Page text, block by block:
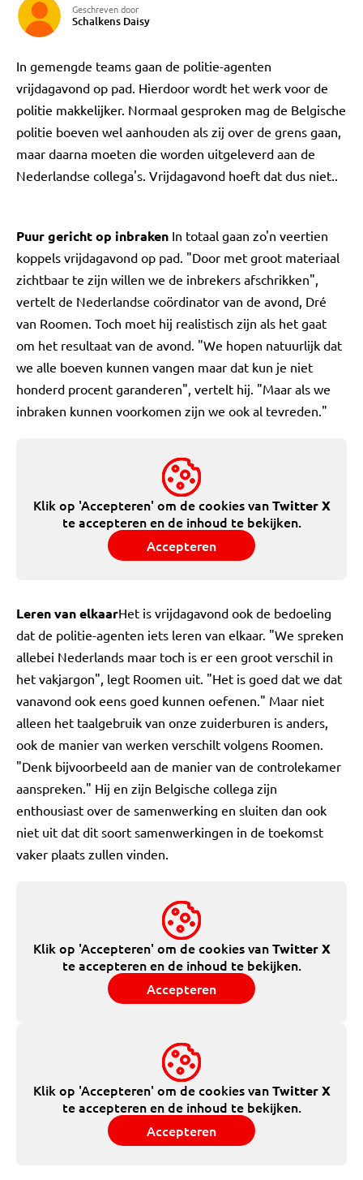
Geschreven door
Schalkens Daisy
In gemengde teams gaan de politie-agenten
vrijdagavond op pad. Hierdoor wordt het werk voor de
politie makkelijker. Normaal gesproken mag de Belgische
politie boeven wel aanhouden als zij over de grens gaan,
maar daarna moeten die worden uitgeleverd aan de
Nederlandse collega's. Vrijdagavond hoeft dat dus niet..
Puur gericht op inbraken In totaal gaan zo'n veertien
koppels vrijdagavond op pad. "Door met groot materiaal
zichtbaar te zijn willen we de inbrekers afschrikken",
vertelt de Nederlandse coördinator van de avond, Dré
van Roomen. Toch moet hij realistisch zijn als het gaat
om het resultaat van de avond. "We hopen natuurlijk dat
we alle boeven kunnen vangen maar dat kun je niet
honderd procent garanderen", vertelt hij. "Maar als we
inbraken kunnen voorkomen zijn we ook al tevreden."
Klik op 'Accepteren' om de cookies vanTwitter X
te accepteren en de inhoud te bekijken.
Accepteren
Leren van elkaarHet is vrijdagavond ook de bedoeling
dat de politie-agenten iets leren van elkaar. "We spreken
allebei Nederlands maar toch is er een groot verschil in
het vakjargon", legt Roomen uit. "Het is goed dat we dat
vanavond ook eens goed kunnen oefenen." Maar niet
alleen het taalgebruik van onze zuiderburen is anders,
ook de manier van werken verschilt volgens Roomen.
"Denk bijvoorbeeld aan de manier van de controlekamer
aanspreken." Hij en zijn Belgische collega zijn
enthousiast over de samenwerking en sluiten dan ook
niet uit dat dit soort samenwerkingen in de toekomst
vaker plaats zullen vinden.
Klik op 'Accepteren' om de cookies vanTwitter X
te accepteren en de inhoud te bekijken.
Accepteren
Klik op 'Accepteren' om de cookies vanTwitter X
te accepteren en de inhoud te bekijken.
Accepteren